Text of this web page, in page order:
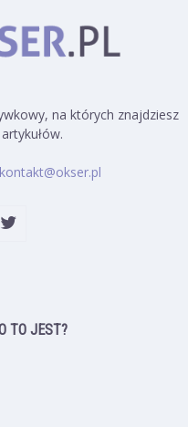
na których znajdziesz
kontakt@okser.pl
TO JEST?